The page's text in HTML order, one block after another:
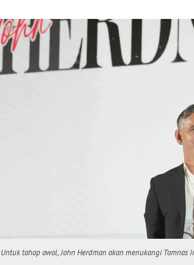
Untuk tahap awal, John Herdman akan menukangi